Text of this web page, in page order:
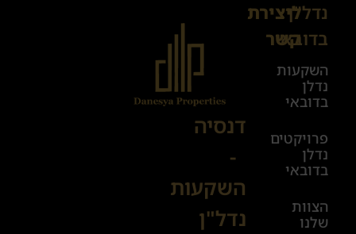
נדל"ן
בדובאי
השקעות
נדלן
בדובאי
פרויקטים
נדלן
בדובאי
הצוות
שלנו
ליצירת
קשר
א׳-ה׳
08:00-
00:00
יום ו׳
08:00-
17:00
Sales@danesya.co.il
דנסיה
-
השקעות
נדל"ן